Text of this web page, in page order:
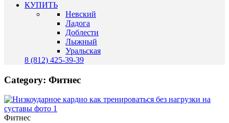
КУПИТЬ
Невский
Ладога
Доблести
Лыжный
Уральская
8 (812) 425-39-39
Category: Фитнес
Фитнес